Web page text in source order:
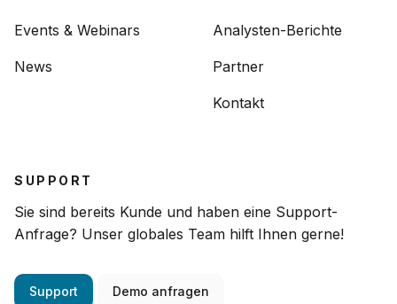
Events & Webinars
News
Analysten-Berichte
Partner
Kontakt
SUPPORT
Sie sind bereits Kunde und haben eine Support-
Anfrage? Unser globales Team hilft Ihnen gerne!
Support Demo anfragen